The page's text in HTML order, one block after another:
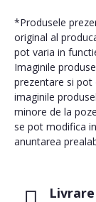
*Produsele
original al
pot varia in
Imaginile
prezentare si pot
imaginile
minore de la
se pot modifica
anuntarea